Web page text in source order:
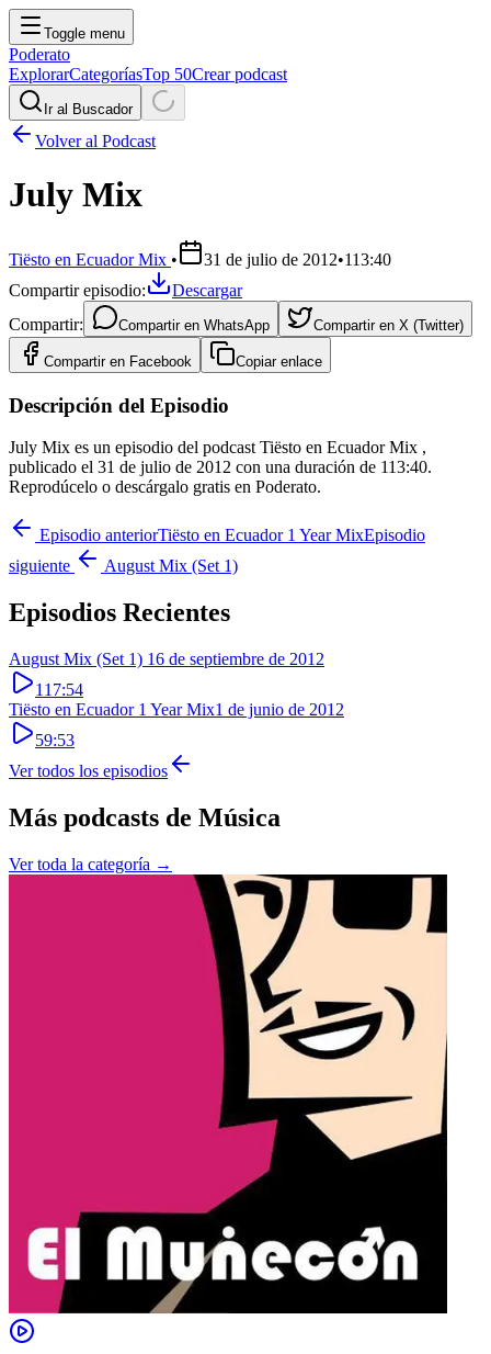
Toggle menu
Poderato
ExplorarCategoríasTop 50Crear podcast
Ir al Buscador
Volver al Podcast
July Mix
Tiësto en Ecuador Mix • 31 de julio de 2012•113:40
Compartir episodio:
Descargar
Compartir:
Compartir en WhatsApp Compartir en X (Twitter)
Compartir en Facebook Copiar enlace
Descripción del Episodio
July Mix es un episodio del podcast Tiësto en Ecuador Mix ,
publicado el 31 de julio de 2012 con una duración de 113:40.
Reprodúcelo o descárgalo gratis en Poderato.
Episodio anteriorTiësto en Ecuador 1 Year MixEpisodio
siguiente
August Mix (Set 1)
Episodios Recientes
August Mix (Set 1) 16 de septiembre de 2012
117:54
Tiësto en Ecuador 1 Year Mix1 de junio de 2012
59:53
Ver todos los episodios
Más podcasts de Música
Ver toda la categoría →